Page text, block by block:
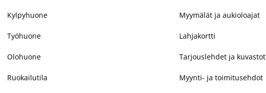
Kylpyhuone
Työhuone
Olohuone
Ruokailutila
Myymälät ja aukioloajat
Lahjakortti
Tarjouslehdet ja kuvastot
Myynti- ja toimitusehdot